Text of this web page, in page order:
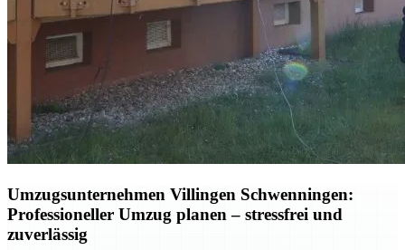
Umzugsunternehmen Villingen Schwenningen:
Professioneller Umzug planen – stressfrei und
zuverlässig